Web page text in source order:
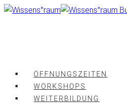
Zum
ÖFFNUNGSZEITEN
WORKSHOPS
WEITERBILDUNG